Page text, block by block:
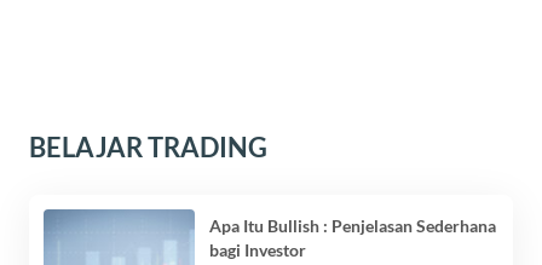
BELAJAR TRADING
Apa Itu Bullish : Penjelasan Sederhana
bagi Investor